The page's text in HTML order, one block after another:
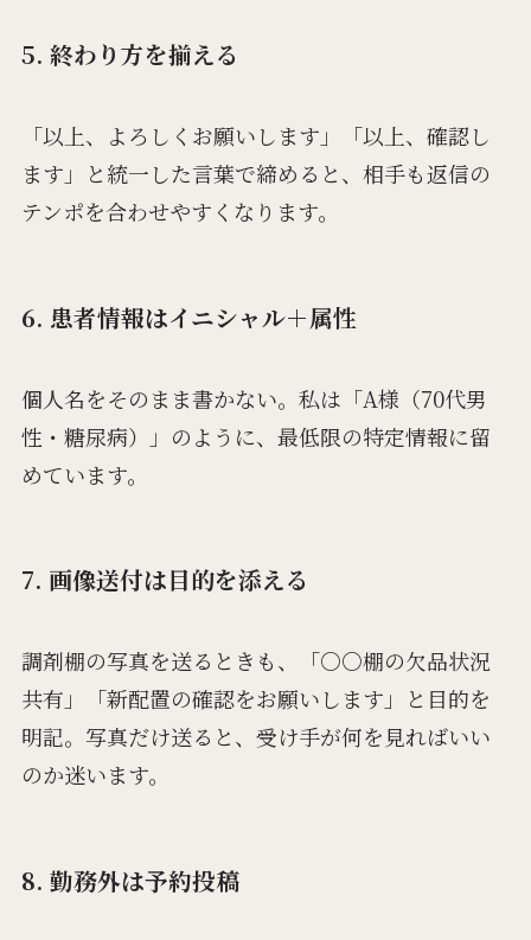
5. 終わり方を揃える
「以上、よろしくお願いします」「以上、確認し
ます」と統一した言葉で締めると、相手も返信の
テンポを合わせやすくなります。
6. 患者情報はイニシャル＋属性
個人名をそのまま書かない。私は「A様（70代男
性・糖尿病）」のように、最低限の特定情報に留
めています。
7. 画像送付は目的を添える
調剤棚の写真を送るときも、「○○棚の欠品状況
共有」「新配置の確認をお願いします」と目的を
明記。写真だけ送ると、受け手が何を見ればいい
のか迷います。
8. 勤務外は予約投稿